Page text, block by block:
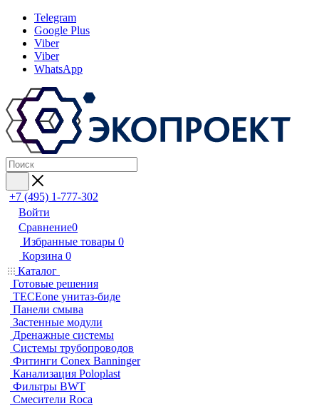
Telegram
Google Plus
Viber
Viber
WhatsApp
+7 (495) 1-777-302
Войти
Сравнение0
Избранные товары 0
Корзина 0
Каталог
Готовые решения
TECEone унитаз-биде
Панели смыва
Застенные модули
Дренажные системы
Системы трубопроводов
Фитинги Conex Banninger
Канализация Poloplast
Фильтры BWT
Смесители Roca